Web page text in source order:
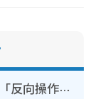
WhatsApp預設貼圖點刪？揭1招「反向操作」還原簡潔介面 附3步實測教學